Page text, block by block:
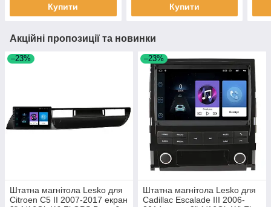
Купити Купити
Акційні пропозиції та новинки
–23%
Штатна магнітола Lesko для
Citroen C5 II 2007-2017 екран
–23%
Штатна магнітола Lesko для
Cadillac Escalade III 2006-